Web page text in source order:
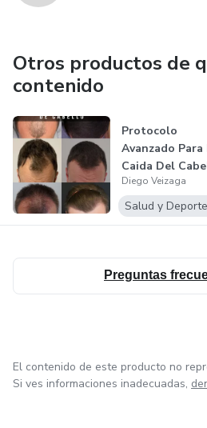
2. Para ti que has comenzado a
cabello debido al Estrés laboral y
3. No importa tu edad, tendrás
efectos en todo aspecto
Otros productos de
contenido
Protocolo
Avanzado Para
Caida Del
Diego Veizaga
Salud y
Preguntas
El contenido de este producto no
Si ves informaciones inadecuadas,